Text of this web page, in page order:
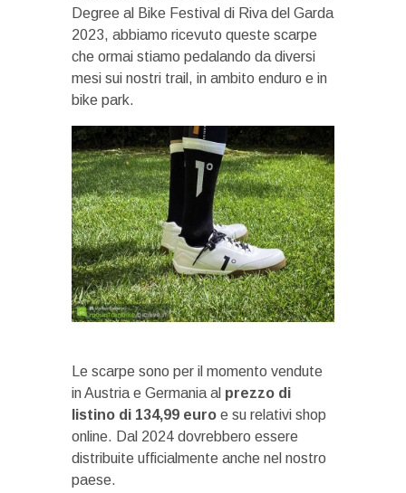
Degree al Bike Festival di Riva del Garda
2023, abbiamo ricevuto queste scarpe
che ormai stiamo pedalando da diversi
mesi sui nostri trail, in ambito enduro e in
bike park.
Le scarpe sono per il momento vendute
in Austria e Germania al prezzo di
listino di 134,99 euro e su relativi shop
online. Dal 2024 dovrebbero essere
distribuite ufficialmente anche nel nostro
paese.